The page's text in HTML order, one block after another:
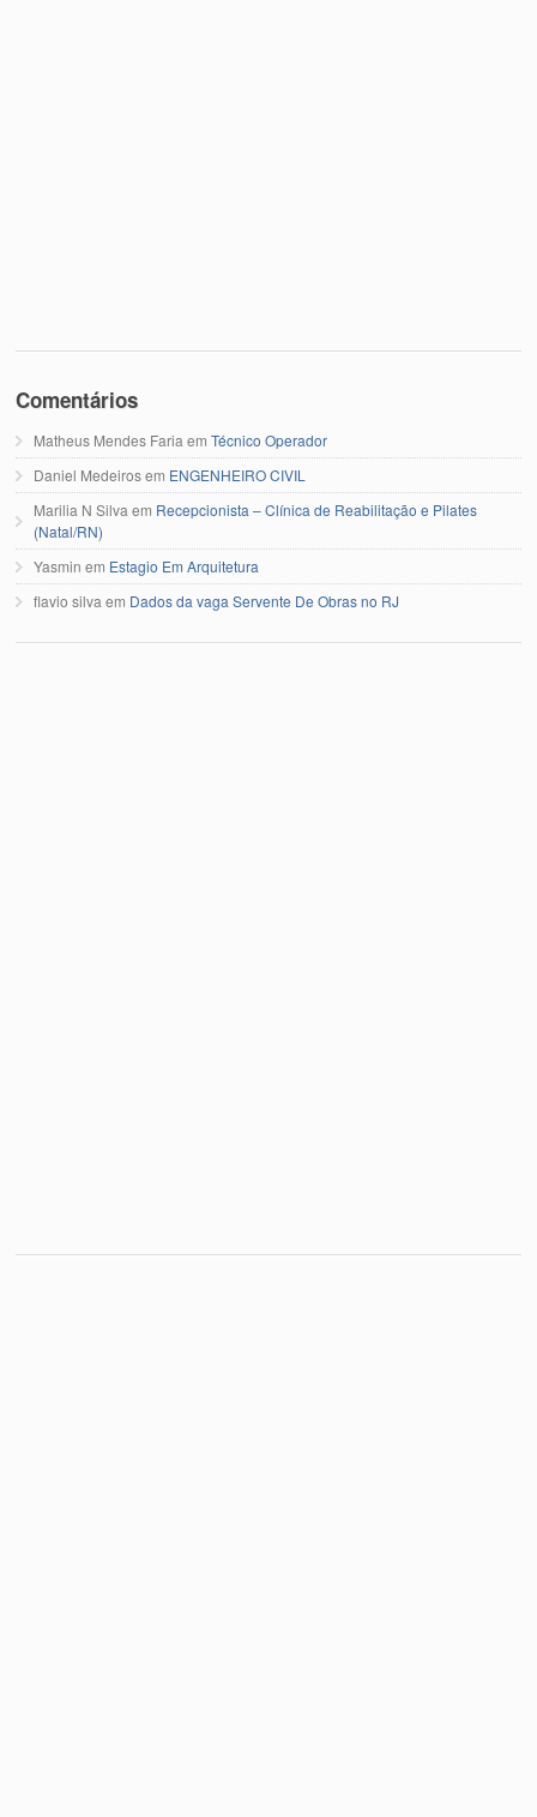
Comentários
Matheus Mendes Faria emTécnico Operador
Daniel Medeirosem ENGENHEIRO CIVIL
Marilia N Silva em Recepcionista – Clínica de Reabilitação e Pilates
(Natal/RN)
Yasmin em Estagio Em Arquitetura
flavio silva em Dados da vaga Servente De Obras no RJ